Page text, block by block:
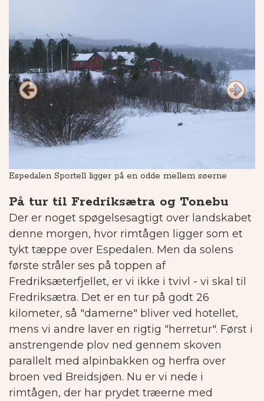
Espedalen Sportell ligger på en odde mellem søerne
På tur til Fredriksætra og Tonebu
Der er noget spøgelsesagtigt over landskabet
denne morgen, hvor rimtågen ligger som et
tykt tæppe over Espedalen. Men da solens
første stråler ses på toppen af
Fredriksæterfjellet, er vi ikke i tvivl - vi skal til
Fredriksætra. Det er en tur på godt 26
kilometer, så "damerne" bliver ved hotellet,
mens vi andre laver en rigtig "herretur". Først i
anstrengende plov ned gennem skoven
parallelt med alpinbakken og herfra over
broen ved Breidsjøen. Nu er vi nede i
rimtågen, der har prydet træerne med